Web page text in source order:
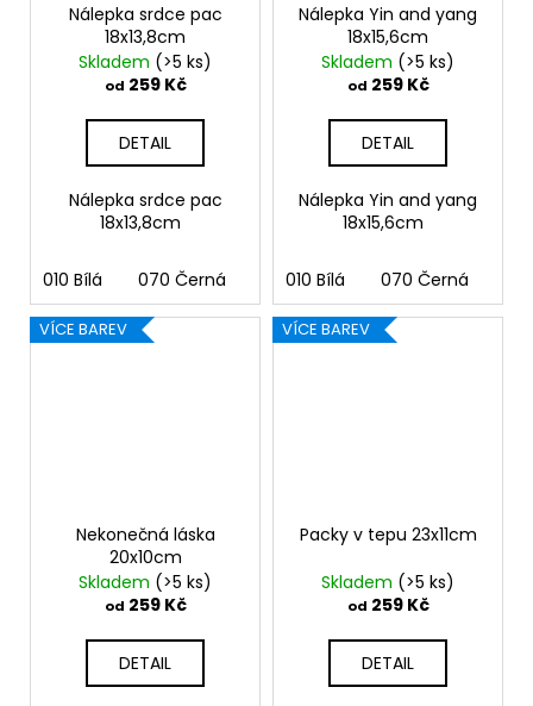
Nálepka srdce pac
18x13,8cm
Skladem (>5 ks)
od 259 Kč
DETAIL
Nálepka srdce pac
18x13,8cm
010 Bílá 070 Černá 090 Stříbrná 091 Zlatá
Nálepka Yin and yang
18x15,6cm
Skladem (>5 ks)
od 259 Kč
DETAIL
Nálepka Yin and yang
18x15,6cm
010 Bílá 070 Černá
VÍCE BAREV
Nekonečná láska
20x10cm
Skladem (>5 ks)
od 259 Kč
DETAIL
VÍCE BAREV
Packy v tepu 23x11cm
Skladem (>5 ks)
od 259 Kč
DETAIL